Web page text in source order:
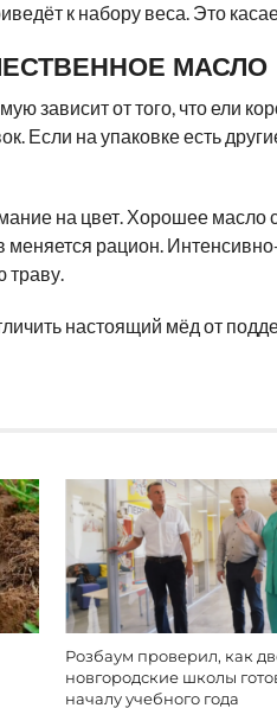
к набору веса. Это
МАСЛО
зависит от того, что ели
Если на упаковке есть
на цвет. Хорошее масло
рацион.
траву.
настоящий мёд от
Розбаум проверил, как
новгородские школы
началу учебного года